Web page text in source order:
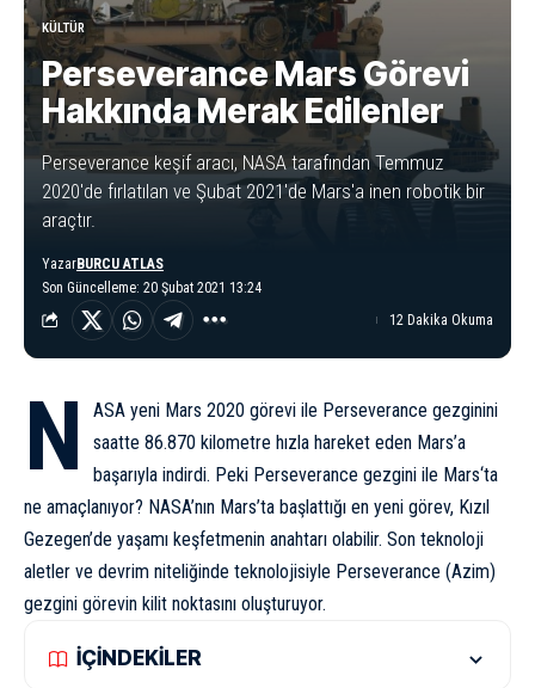
KÜLTÜR
Perseverance Mars Görevi
Hakkında Merak Edilenler
Perseverance keşif aracı, NASA tarafından Temmuz
2020'de fırlatılan ve Şubat 2021'de Mars'a inen robotik bir
araçtır.
Son Güncelleme: 20 Şubat 2021 13:24
YazarBURCU ATLAS
12 Dakika Okuma
N
ASA yeni Mars 2020 görevi ile Perseverance gezginini
saatte 86.870 kilometre hızla hareket eden Mars’a
başarıyla indirdi. Peki Perseverance gezgini ile Mars‘ta
ne amaçlanıyor? NASA’nın Mars’ta başlattığı en yeni görev, Kızıl
Gezegen’de yaşamı keşfetmenin anahtarı olabilir. Son teknoloji
aletler ve devrim niteliğinde teknolojisiyle Perseverance (Azim)
gezgini görevin kilit noktasını oluşturuyor.
İÇİNDEKİLER